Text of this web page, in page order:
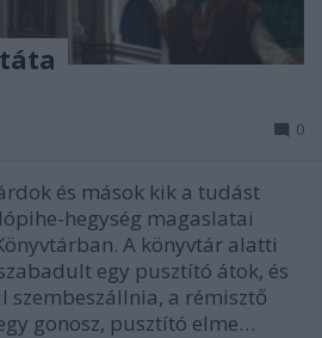
0
és mások kik a tudást
hegység magaslatai
A könyvtár alatti
egy pusztító átok, és
szembeszállnia, a rémisztő
gonosz, pusztító elme…